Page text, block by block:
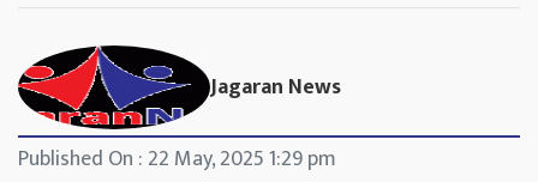
Jagaran News
Published On : 22 May, 2025 1:29 pm